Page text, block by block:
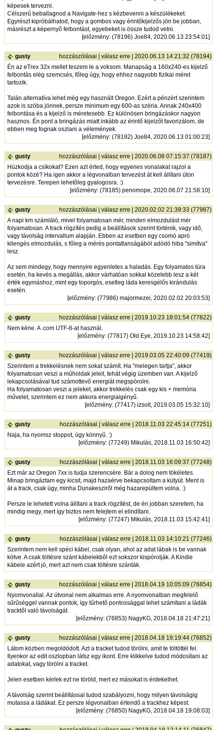
képesek tervezni.
Célszerű beballagnod a Navigate-hez s kézbevenni a készülékeket.
Egyrészt kipróbálhatod, hogy a gombos vagy érintőkijelzős jön be jobban,
másrészt a képernyő felbontást, egyebeket is össze tudod vetni.
[előzmény: (78196) Joe84, 2020.06.13 23:54:01]
gusty hozzászólásai |válasz erre | 2020.06.13 14:21:32 (78194)
Én az eTrex 32x mellet teszem le a voksom. Manapság a 160x240-es kijelző
felbontás elég szemcsés, főleg úgy, hogy ehhez nagyobb fizikai méret
tartozik.
Talán alternatíva lehet még egy használt Oregon. Ezért a pénzért szerintem
azok is szóba jönnek, persze minimum egy 600-as széria. Annak 240x400
felbontása és a kijelző is méretesebb. Ez különösen bringázáskor nagyon
hasznos. Én pont a bringázás miatt inkább az érintő kijelzőt favorizálom, de
ebben meg fognak oszlani a vélemények.
[előzmény: (78192) Joe84, 2020.06.13 01:00:23]
gusty hozzászólásai |válasz erre | 2020.06.08 07:15:37 (78187)
Húzkodja a csíkokat? Ezen azt érted, hogy egyenes vonalakat rajzol a
pontok közé? Ha igen akkor a légvonalban tervezést át kell állítani úton
tervezésre. Terepen lehetőleg gyalogosra. :)
[előzmény: (78185) penomope, 2020.06.07 21:58:10]
gusty hozzászólásai |válasz erre | 2020.02.02 21:39:33 (77987)
A napi km számláló, mivel folyamatosan mér, minden elmozdulást mér
folyamatosan. A track rögzítés pedig a beállítások szerint történik, vagy idő,
vagy távolság intervallum alapján. Ebben az esetben egy csomó apró
kilengés elmozdulás, s főleg a mérés pontatlanságából adódó hiba "simítva"
lesz.
Az sem mindegy, hogy mennyire egyenletes a haladás. Egy folyamatos túra
esetén, ha kevés a megállás, akkor várhatóan sokkal közelebb lesz a két
érték egymáshoz, mint egy toporgós, esetleg láda keresgélős kirándulás
esetén.
[előzmény: (77986) majormezei, 2020.02.02 20:03:53]
gusty hozzászólásai |válasz erre | 2019.10.23 18:01:54 (77822)
Nem kéne. A .com UTF-8-at használ.
[előzmény: (77817) Old Eye, 2019.10.23 14:58:42]
gusty hozzászólásai |válasz erre | 2019.03.05 22:40:09 (77419)
Szerintem a trekkelésnek nem sokat számít. Ha "melegen tartja", akkor
folyamatosan veszi a műholdak jeleit, tehát végig üzemben van. A kijelző
lekapcsolásával tud számottevő energiát megspórolni.
Ha folyamatosan veszi a jeleket, akkor trekkelés csak egy kis + memória
művelet, szerintem ez nem akkora energiaigényű.
[előzmény: (77417) izsolt, 2019.03.05 15:32:10]
gusty hozzászólásai |válasz erre | 2018.11.03 22:45:14 (77251)
Naja, ha nyomsz stoppot, úgy könnyű. :)
[előzmény: (77249) Mikulás, 2018.11.03 16:50:42]
gusty hozzászólásai |válasz erre | 2018.11.03 16:09:37 (77248)
Ezt már az Oregon 7xx is tudja szerencsére. Bár a dolog nem tökéletes.
Minap bringáztam egy kicsit, majd hazaérve bekapcsoltam a kütyüt. Ment is
át a track, csak úgy, minha Dunakesziről még hazarepültem volna. :)
Persze le lehetett volna állítani a track rögzítést, de én jobban szeretem, ha
mindig megy, mert így biztos nem felejtem el elindítani.
[előzmény: (77247) Mikulás, 2018.11.03 15:42:41]
gusty hozzászólásai |válasz erre | 2018.11.03 14:10:21 (77246)
Szerintem nem kell spéci kábel, csak olyan, ahol az adat lábak is be vannak
kötve. A csak töltésre szánt kábelekből ezt sokszor kispórolják. A Kindle
kábele azért jó, mert azt nem csak töltésre szánták.
gusty hozzászólásai |válasz erre | 2018.04.19 10:05:09 (76854)
Nyomvonallal. Az útvonal nem alkalmas erre. A nyomvonalban megfelelő
sűrűséggel vannak pontok, így tűrhető pontossággal lehet számítani a ládák
tracktől való távolságát.
[előzmény: (76853) NagyKG, 2018.04.18 21:47:21]
gusty hozzászólásai |válasz erre | 2018.04.18 19:19:44 (76852)
Látom közben megoldódott. Azt a tracket tudod törölni, amit te töltöttél fel.
Ilyenkor az edit oszlopban látsz egy ikont. Erre klikkelve tudod módosítani az
adatokat, vagy törölni a tracket.
Jelen esetben kérlek ezt ne töröld, mert ez másokat is érdekelhet.
A távolság szerint beállítással tudod szabályozni, hogy milyen távolságig
mutassa a ládákat. Ez persze légvonalban értendő a trackhez képest.
[előzmény: (76850) NagyKG, 2018.04.18 19:08:03]